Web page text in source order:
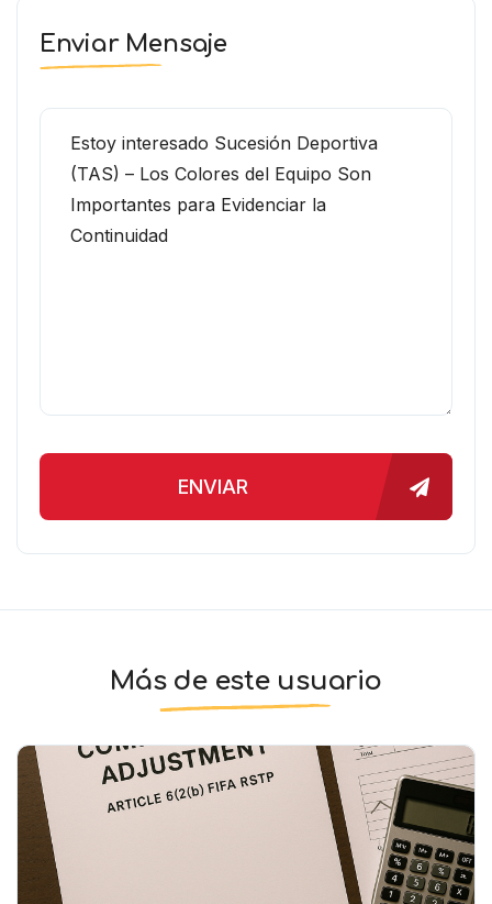
Enviar Mensaje
ENVIAR
Más de este usuario